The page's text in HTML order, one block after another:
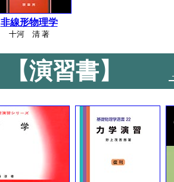
非線形物理学
十河 清 著
【演習書】